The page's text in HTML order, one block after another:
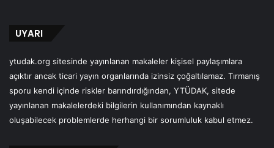
UYARI
ytudak.org sitesinde yayınlanan makaleler kişisel paylaşımlara
açıktır ancak ticari yayın organlarında izinsiz çoğaltılamaz. Tırmanış
sporu kendi içinde riskler barındırdığından, YTÜDAK, sitede
yayınlanan makalelerdeki bilgilerin kullanımından kaynaklı
oluşabilecek problemlerde herhangi bir sorumluluk kabul etmez.